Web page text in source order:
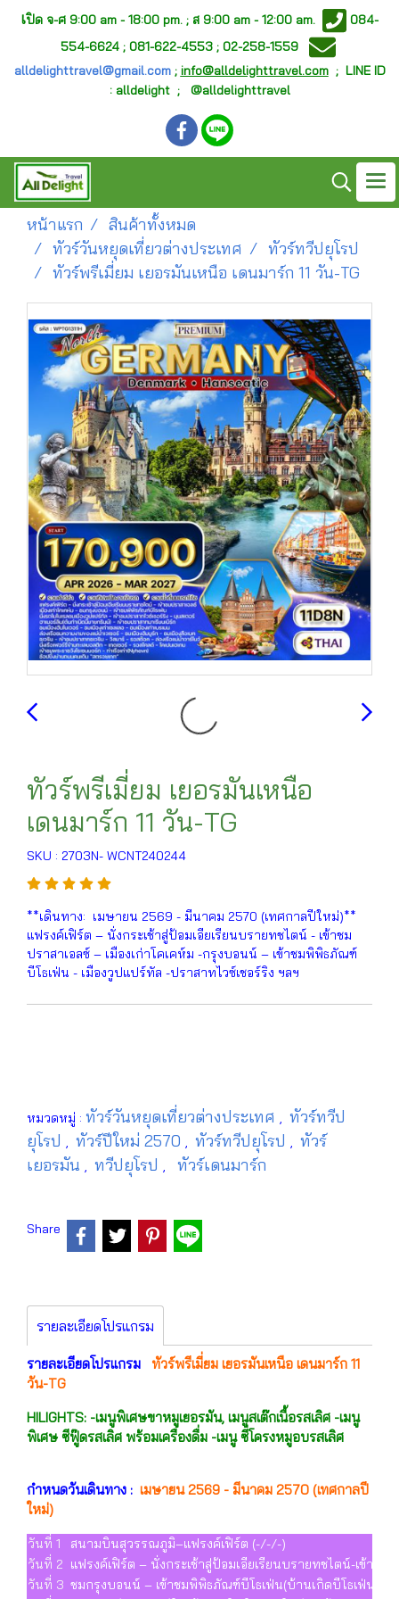
เปิด จ-ศ 9:00 am - 18:00 pm. ; ส 9:00 am - 12:00 am.
084-
554-6624 ; 081-622-4553 ; 02-258-1559
alldelighttravel@gmail.com; info@alldelighttravel.com; LINE ID
: alldelight ; @alldelighttravel
หน้าแรก
สินค้าทั้งหมด
ทัวร์วันหยุดเที่ยวต่างประเทศ
ทัวร์ทวีปยุโรป
ทัวร์พรีเมี่ยม เยอรมันเหนือ เดนมาร์ก 11 วัน-TG
ทัวร์พรีเมี่ยม เยอรมันเหนือ
เดนมาร์ก 11 วัน-TG
SKU : 2703N- WCNT240244
**เดินทาง: เมษายน 2569 - มีนาคม 2570 (เทศกาลปีใหม่)**
แฟรงค์เฟิร์ต – นั่งกระเช้าสู่ป้อมเอียเรียนบรายทชไตน์ - เข้าชม
ปราสาเอลซ์ – เมืองเก่าโคเคห์ม -กรุงบอนน์ – เข้าชมพิพิธภัณฑ์
บีโธเฟ่น - เมืองวูปแปร์ทัล -ปราสาทไวซ์เชอร์ริง ฯลฯ
หมวดหมู่ : ทัวร์วันหยุดเที่ยวต่างประเทศ , ทัวร์ทวีป
ยุโรป , ทัวร์ปีใหม่ 2570 , ทัวร์ทวีปยุโรป , ทัวร์
เยอรมัน , ทวีปยุโรป , ทัวร์เดนมาร์ก
Share
รายละเอียดโปรแกรม
รายละเอียดโปรแกรม
ทัวร์พรีเมี่ยม เยอรมันเหนือ เดนมาร์ก 11
วัน-TG
HILIGHTS: -เมนูพิเศษขาหมูเยอรมัน, เมนูสเต๊กเนื้อรสเลิศ -เมนู
พิเศษ ซีฟู๊ดรสเลิศ พร้อมเครื่องดื่ม -เมนู ซี่โครงหมูอบรสเลิศ
กำหนดวันเดินทาง : เมษายน 2569 - มีนาคม 2570 (เทศกาลปี
ใหม่)
วันที่ 1
สนามบินสุวรรณภูมิ–แฟรงค์เฟิร์ต (-/-/-)
วันที่ 2 แฟรงค์เฟิร์ต – นั่งกระเช้าสู่ป้อมเอียเรียนบรายทชไตน์-เข้าชม
วันที่ 3 ชมกรุงบอนน์ – เข้าชมพิพิธภัณฑ์บีโธเฟ่น(บ้านเกิดบีโธเฟ่น)-นั่